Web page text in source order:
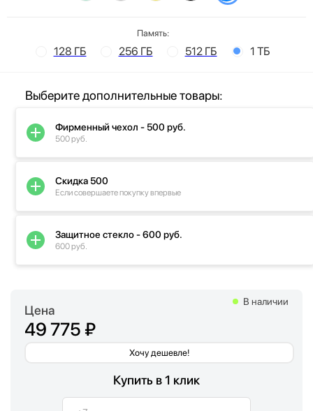
Память:
128 ГБ 256 ГБ 512 ГБ 1 ТБ
Цена
49 775 ₽
Хочу дешевле!
В наличии
Купить в 1 клик
Выберите дополнительные товары:
Фирменный чехол - 500 руб.
500 руб.
Скидка 500
Если совершаете покупку впервые
Защитное стекло - 600 руб.
600 руб.